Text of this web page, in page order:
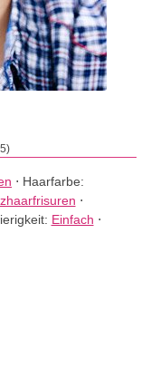
⋅ Haarfarbe:
⋅
Einfach ⋅